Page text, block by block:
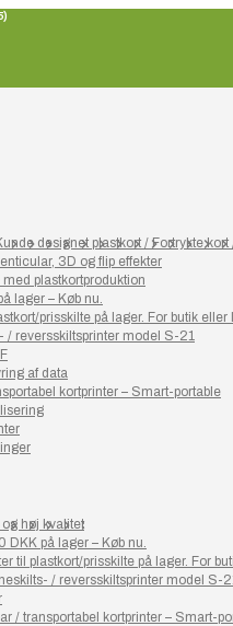
designet plastkort / Fortrykte
3D og flip effekter
plastkortproduktion
lager – Køb nu.
prisskilte på lager. For butik
/ reversskiltsprinter model S-21
af data
kortprinter – Smart-portable
høj kvalitet
DKK på lager – Køb nu.
til plastkort/prisskilte på lager. For
/ reversskiltsprinter model S-
/ transportabel kortprinter – Smart-